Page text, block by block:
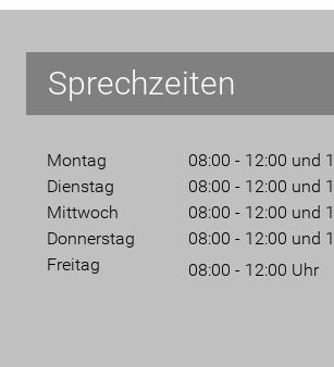
Sprechzeiten
Montag
Dienstag
Mittwoch
Donnerstag
Freitag
08:00 - 12:00 und
08:00 - 12:00 und
08:00 - 12:00 und
08:00 - 12:00 und
08:00 - 12:00 Uhr